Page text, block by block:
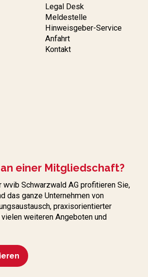
Legal Desk
Meldestelle
Hinweisgeber-Service
Anfahrt
Kontakt
einer Mitgliedschaft?
Schwarzwald AG profitieren Sie,
das ganze Unternehmen von
praxisorientierter
weiteren Angeboten und